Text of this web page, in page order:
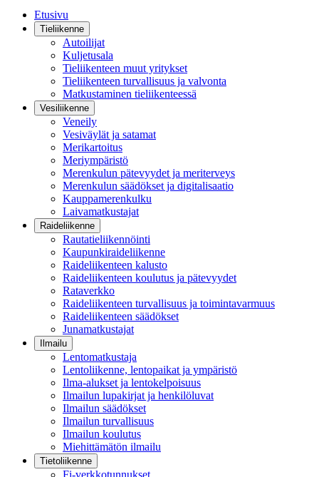
Etusivu
Tieliikenne
Autoilijat
Kuljetusala
Tieliikenteen muut yritykset
Tieliikenteen turvallisuus ja valvonta
Matkustaminen tieliikenteessä
Vesiliikenne
Veneily
Vesiväylät ja satamat
Merikartoitus
Meriympäristö
Merenkulun pätevyydet ja meriterveys
Merenkulun säädökset ja digitalisaatio
Kauppamerenkulku
Laivamatkustajat
Raideliikenne
Rautatieliikennöinti
Kaupunkiraideliikenne
Raideliikenteen kalusto
Raideliikenteen koulutus ja pätevyydet
Rataverkko
Raideliikenteen turvallisuus ja toimintavarmuus
Raideliikenteen säädökset
Junamatkustajat
Ilmailu
Lentomatkustaja
Lentoliikenne, lentopaikat ja ympäristö
Ilma-alukset ja lentokelpoisuus
Ilmailun lupakirjat ja henkilöluvat
Ilmailun säädökset
Ilmailun turvallisuus
Ilmailun koulutus
Miehittämätön ilmailu
Tietoliikenne
Fi-verkkotunnukset